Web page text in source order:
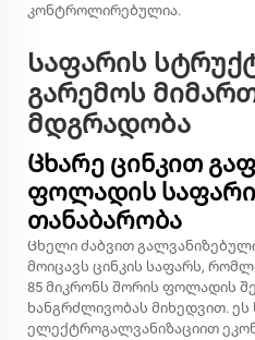
კონტროლირებულია.
Საფარის
გარემოს
მდგრადობა
Ცხარე ცინკით
ფოლადის
თანაბარობა
Ცხელი ძაბვით
მოიცავს ცინკის საფარს,
85 მიკრონს შორის ფოლადის
ხანგრძლივობას მიხედვით. ეს
ელექტროგალვანიზაციით